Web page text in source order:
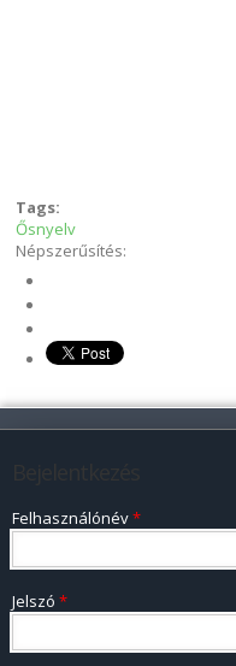
Tags:
Ősnyelv
Népszerűsítés:
Felhasználónév*
Jelszó *